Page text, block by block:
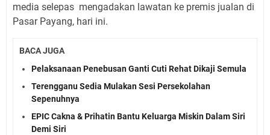
media selepas mengadakan lawatan ke premis jualan di
Pasar Payang, hari ini.
BACA JUGA
Pelaksanaan Penebusan Ganti Cuti Rehat Dikaji Semula
Terengganu Sedia Mulakan Sesi Persekolahan
Sepenuhnya
EPIC Cakna & Prihatin Bantu Keluarga Miskin Dalam Siri
Demi Siri